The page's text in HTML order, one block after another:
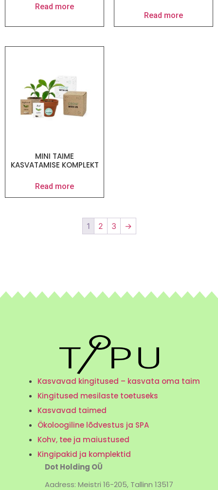
Read more
Read more
MINI TAIME
KASVATAMISE KOMPLEKT
Read more
1 2 3 →
Kasvavad kingitused – kasvata oma taim
Kingitused mesilaste toetuseks
Kasvavad taimed
Ökoloogiline lõdvestus ja SPA
Kohv, tee ja maiustused
Kingipakid ja komplektid
Dot Holding OÜ
Aadress: Meistri 16-205, Tallinn 13517